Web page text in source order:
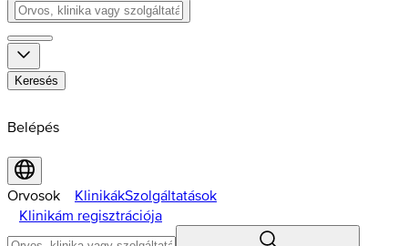
Keresés
Belépés
Orvosok KlinikákSzolgáltatások
Klinikám regisztrációja